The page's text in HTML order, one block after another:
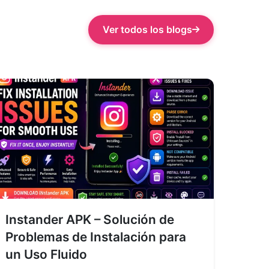
Ver todos los blogs
Instander APK – Solución de
Problemas de Instalación para
un Uso Fluido